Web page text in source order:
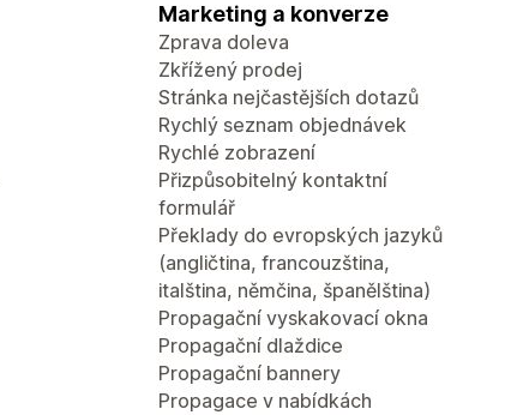
Marketing a konverze
Zprava doleva
Zkřížený prodej
Stránka nejčastějších dotazů
Rychlý seznam objednávek
Rychlé zobrazení
Přizpůsobitelný kontaktní
formulář
Překlady do evropských jazyků
(angličtina, francouzština,
italština, němčina, španělština)
Propagační vyskakovací okna
Propagační dlaždice
Propagační bannery
Propagace v nabídkách